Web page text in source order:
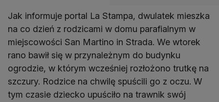
Jak informuje portal La Stampa, dwulatek mieszka
na co dzień z rodzicami w domu parafialnym w
miejscowości San Martino in Strada. We wtorek
rano bawił się w przynależnym do budynku
ogrodzie, w którym wcześniej rozłożono trutkę na
szczury. Rodzice na chwilę spuścili go z oczu. W
tym czasie dziecko upuściło na trawnik swój